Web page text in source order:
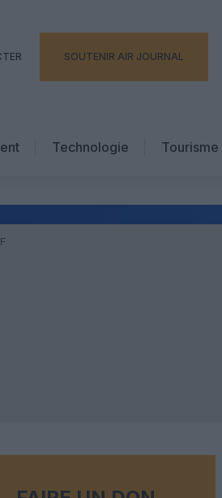
SOUTENIR AIR JOURNAL
Technologie
Tourisme
Hôtellerie